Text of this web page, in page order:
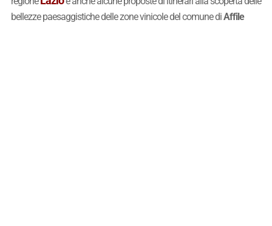
bellezze paesaggistiche delle zone vinicole del comune diAffile